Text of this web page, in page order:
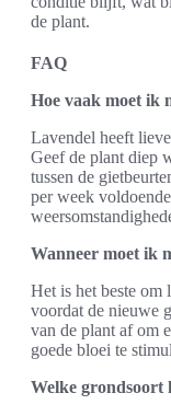
de plant.
FAQ
Hoe vaak moet ik
Lavendel heeft
Geef de plant diep
tussen de
per week
Wanneer moet ik
Het is het beste om
voordat de nieuwe
van de plant af om
goede bloei te
Welke grondsoort